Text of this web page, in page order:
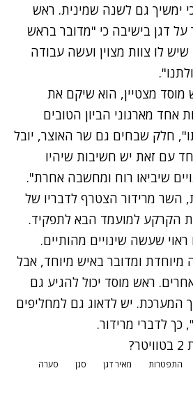
ימשיך גם לשנה שמינית. ראש
דגן בישיבה כי "מדובר בראש
שיש לו צוות מצוין ועשה עבודה
מצטיין, הוא שיקם את
אחד מארגוני הביון הטובים
חלק שבחים גם שר האוצר, יובל
עם זאת יש חשיבות שיהיו
שיביאו רוח ומחשבה אחרת".
השר מרידור הצטרף לדבריו של
הקרקע למועמד הבא לתפקיד.
שעשה שינויים מהותיים.
ומדובר באיש מיוחד, אבל
ראש מוסד יכול להגיע גם
המערכת. יש לדאוג גם למחליפים
כך לדברי מרידור.
התפטרות מאיר דגן סגן
סערה